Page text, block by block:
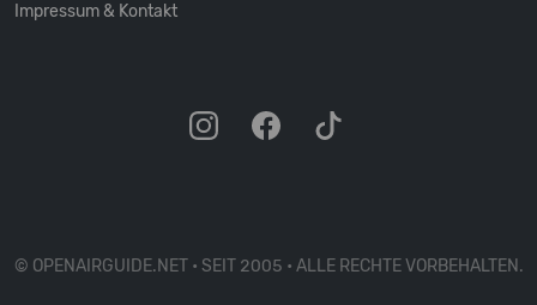
Impressum & Kontakt
© OPENAIRGUIDE.NET • SEIT 2005 • ALLE RECHTE VORBEHALTEN.